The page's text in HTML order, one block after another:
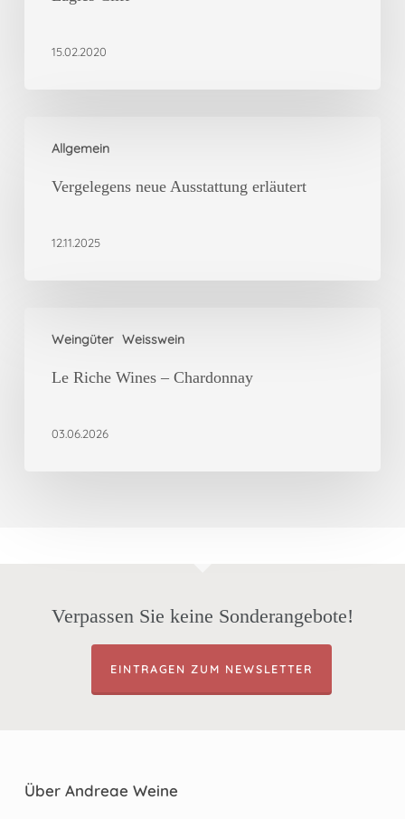
Eagles
15.02.2020
Allgemein
neue
Ausstattung
Vergelegens neue Ausstattung erläutert
12.11.2025
Weingüter Weisswein
Riche
WinesLe Riche Wines – Chardonnay
03.06.2026
Verpassen Sie keine Sonderangebote!
EINTRAGEN ZUM NEWSLETTER
Über Andreae Weine